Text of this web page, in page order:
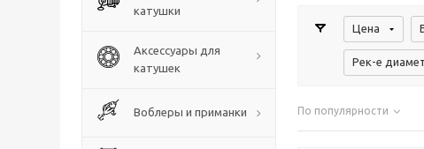
катушки
Аксессуары для
катушек
Воблеры и приманки
Цена
Рек-е
По популярности